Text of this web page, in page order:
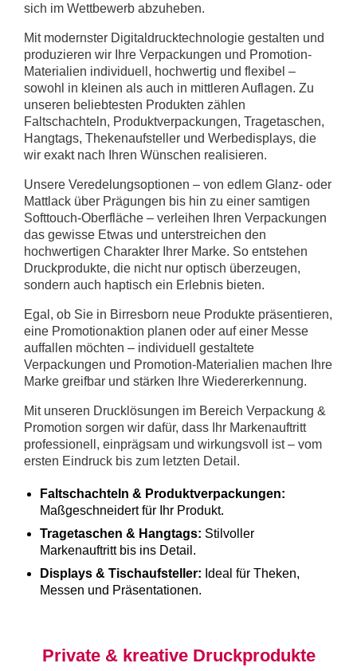
sich im Wettbewerb abzuheben.
Mit modernster Digitaldrucktechnologie gestalten und
produzieren wir Ihre Verpackungen und Promotion-
Materialien individuell, hochwertig und flexibel –
sowohl in kleinen als auch in mittleren Auflagen. Zu
unseren beliebtesten Produkten zählen
Faltschachteln, Produktverpackungen, Tragetaschen,
Hangtags, Thekenaufsteller und Werbedisplays, die
wir exakt nach Ihren Wünschen realisieren.
Unsere Veredelungsoptionen – von edlem Glanz- oder
Mattlack über Prägungen bis hin zu einer samtigen
Softtouch-Oberfläche – verleihen Ihren Verpackungen
das gewisse Etwas und unterstreichen den
hochwertigen Charakter Ihrer Marke. So entstehen
Druckprodukte, die nicht nur optisch überzeugen,
sondern auch haptisch ein Erlebnis bieten.
Egal, ob Sie in Birresborn neue Produkte präsentieren,
eine Promotionaktion planen oder auf einer Messe
auffallen möchten – individuell gestaltete
Verpackungen und Promotion-Materialien machen Ihre
Marke greifbar und stärken Ihre Wiedererkennung.
Mit unseren Drucklösungen im Bereich Verpackung &
Promotion sorgen wir dafür, dass Ihr Markenauftritt
professionell, einprägsam und wirkungsvoll ist – vom
ersten Eindruck bis zum letzten Detail.
Faltschachteln & Produktverpackungen:
Maßgeschneidert für Ihr Produkt.
Tragetaschen & Hangtags: Stilvoller
Markenauftritt bis ins Detail.
Displays & Tischaufsteller: Ideal für Theken,
Messen und Präsentationen.
Private & kreative Druckprodukte